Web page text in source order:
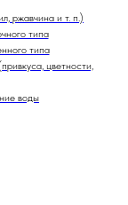
ржавчина и т. п.)
типа
типа
цветности,
воды